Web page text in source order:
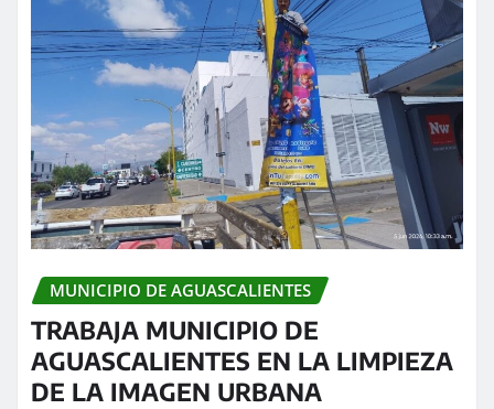
MUNICIPIO DE AGUASCALIENTES
TRABAJA MUNICIPIO DE
AGUASCALIENTES EN LA LIMPIEZA
DE LA IMAGEN URBANA